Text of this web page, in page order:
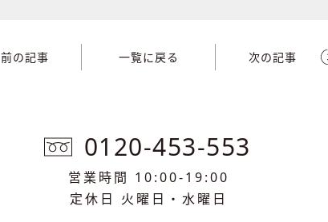
前の記事 一覧に戻る 次の記事
0120-453-553
営業時間 10:00-19:00
定休日 火曜日・水曜日